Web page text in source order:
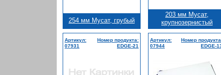
254 мм Мусат, грубый
203 мм Мусат,
крупнозернистый
Артикул:
07931
Номер продукта:
EDGE-21
Артикул:
07944
Номер
EDGE-